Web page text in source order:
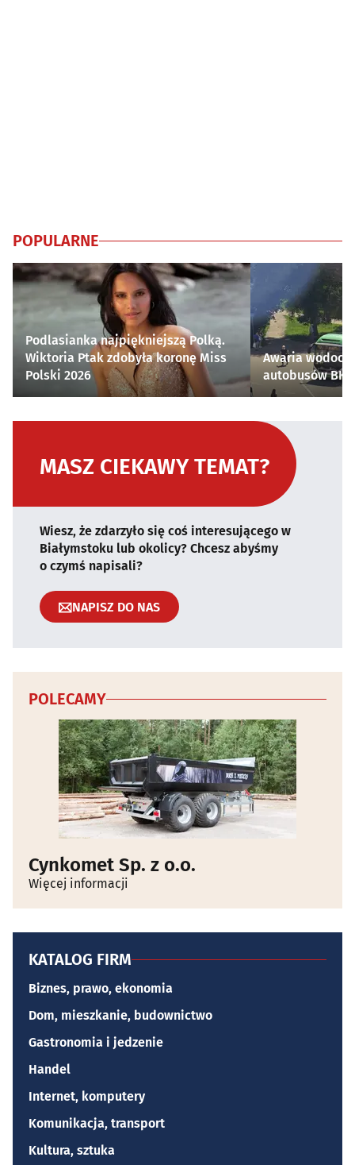
POPULARNE
Podlasianka najpiękniejszą Polką.
Wiktoria Ptak zdobyła koronę Miss
Polski 2026
Awaria
autobusów
MASZ CIEKAWY TEMAT?
Wiesz, że zdarzyło się coś interesującego w
Białymstoku lub okolicy? Chcesz abyśmy
o czymś napisali?
NAPISZ DO NAS
POLECAMY
Cynkomet Sp. z o.o.
Więcej informacji
KATALOG FIRM
Biznes, prawo, ekonomia
Dom, mieszkanie, budownictwo
Gastronomia i jedzenie
Handel
Internet, komputery
Komunikacja, transport
Kultura, sztuka